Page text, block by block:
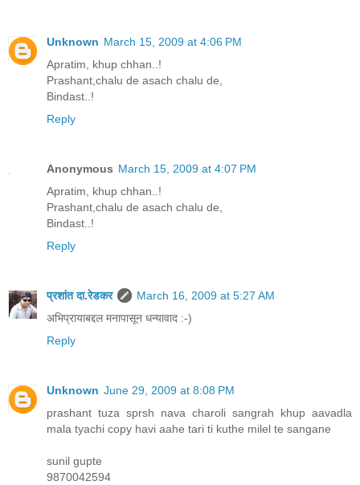
Unknown March 15, 2009 at 4:06 PM
Apratim, khup chhan..!
Prashant,chalu de asach chalu de,
Bindast..!
Reply
Anonymous March 15, 2009 at 4:07 PM
Apratim, khup chhan..!
Prashant,chalu de asach chalu de,
Bindast..!
Reply
प्रशांत दा.रेडकर
March 16, 2009 at 5:27 AM
अभिप्रायाबद्दल मनापासून धन्यावाद :-)
Reply
Unknown June 29, 2009 at 8:08 PM
prashant tuza sprsh nava charoli sangrah khup aavadla
mala tyachi copy havi aahe tari ti kuthe milel te sangane
sunil gupte
9870042594